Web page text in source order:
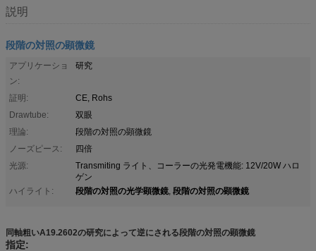
説明
段階の対照の顕微鏡
アプリケーショ
ン:
研究
証明:
CE, Rohs
Drawtube:
双眼
理論:
段階の対照の顕微鏡
ノーズピース:
四倍
光源:
Transmiting ライト、コーラーの光発電機能: 12V/20W ハロ
ゲン
ハイライト:
段階の対照の光学顕微鏡, 段階の対照の顕微鏡
同軸粗いA19.2602の研究によって逆にされる段階の対照の顕微鏡
指定: